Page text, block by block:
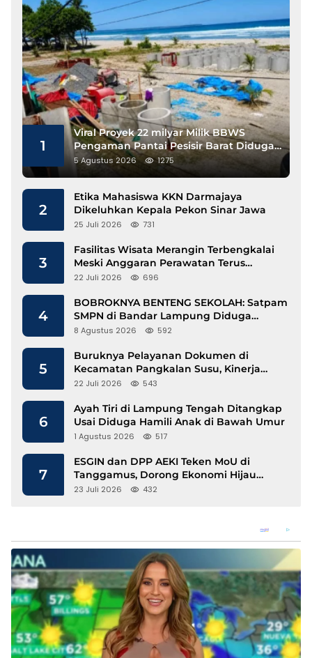
1
Viral Proyek 22 milyar Milik BBWS
Pengaman Pantai Pesisir Barat Diduga
Gunakan Besi Banci
5 Agustus 2026 1275
2
Etika Mahasiswa KKN Darmajaya
Dikeluhkan Kepala Pekon Sinar Jawa
25 Juli 2026 731
3
Fasilitas Wisata Merangin Terbengkalai
Meski Anggaran Perawatan Terus
Mengalir
22 Juli 2026 696
4
BOBROKNYA BENTENG SEKOLAH: Satpam
SMPN di Bandar Lampung Diduga
Lecehkan Siswi
8 Agustus 2026 592
5
Buruknya Pelayanan Dokumen di
Kecamatan Pangkalan Susu, Kinerja
Disdukcapil Langkat Disorot
22 Juli 2026 543
6
Ayah Tiri di Lampung Tengah Ditangkap
Usai Diduga Hamili Anak di Bawah Umur
1 Agustus 2026 517
7
ESGIN dan DPP AEKI Teken MoU di
Tanggamus, Dorong Ekonomi Hijau
Berbasis Kopi dan Perdagangan Karbon
23 Juli 2026 432